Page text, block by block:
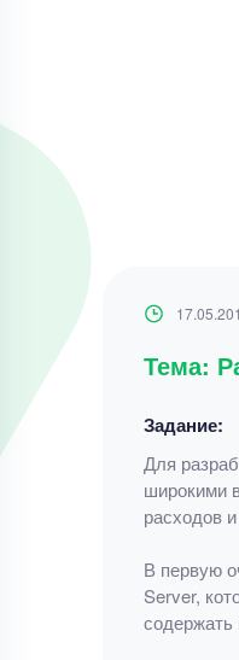
Тема:
Задание:
Для
широкими
расходов
В первую
Server,